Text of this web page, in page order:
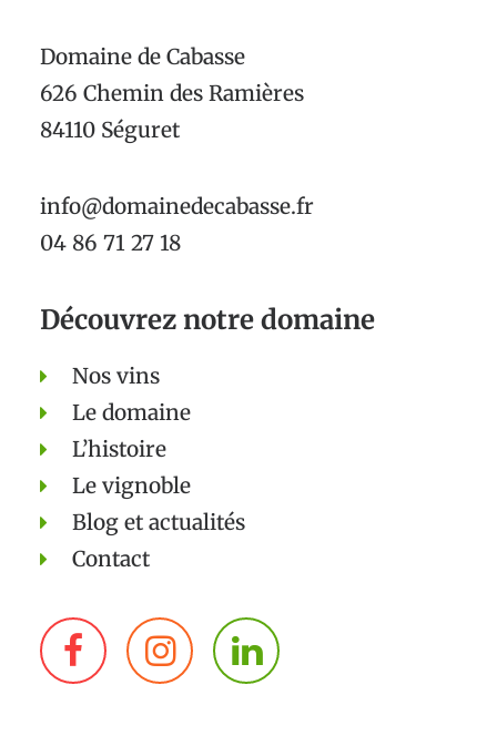
Domaine de Cabasse
626 Chemin des Ramières
84110 Séguret
info@domainedecabasse.fr
04 86 71 27 18
Découvrez notre domaine
Nos vins
Le domaine
L’histoire
Le vignoble
Blog et actualités
Contact